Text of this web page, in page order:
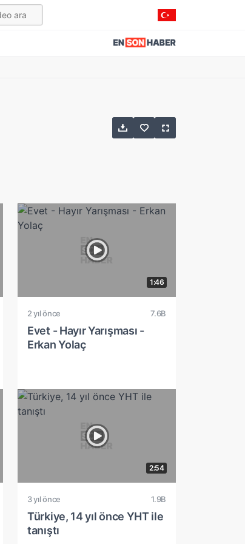
1:46
2 yıl önce 7.6B
Evet - Hayır Yarışması -
Erkan Yolaç
2:54
3 yıl önce 1.9B
Türkiye, 14 yıl önce YHT ile
tanıştı